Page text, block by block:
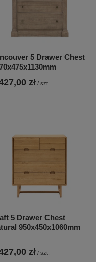
5 Drawer Chest
zł / szt.
5 Drawer Chest
950x450x1060mm
zł / szt.